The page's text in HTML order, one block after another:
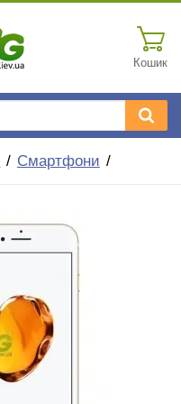
Кошик
Смартфони